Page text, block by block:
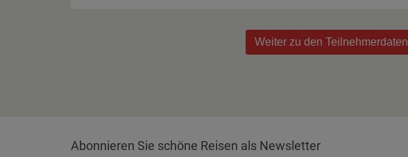
Weiter zu den Teilnehmerdaten
Abonnieren Sie schöne Reisen als Newsletter